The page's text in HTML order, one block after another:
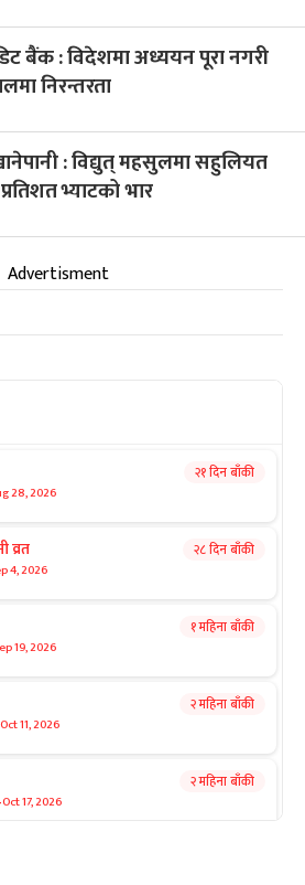
बैंक : विदेशमा अध्ययन पूरा नगरी
निरन्तरता
: विद्युत् महसुलमा सहुलियत
भ्याटको भार
Advertisment
28, 2026
२१ दिन बाँकी
व्रत
4, 2026
२८ दिन बाँकी
19, 2026
१ महिना बाँकी
Oct 11, 2026
२ महिना बाँकी
Oct 17, 2026
२ महिना बाँकी